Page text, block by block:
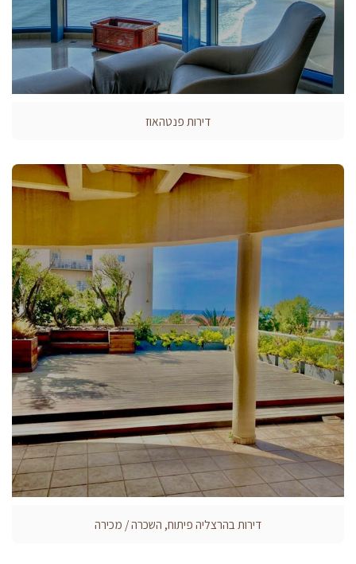
דירות פנטהאוז
דירות בהרצליה פיתוח, השכרה / מכירה